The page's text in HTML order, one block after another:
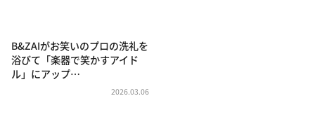
news おかえり
河合＆A.B.C-Z塚田×福井アナ「なんでやねん！？」
（news おかえり）
B&ZAIがお笑いのプロの洗礼を
浴びて「楽器で笑かすアイド
ル」にアップ…
2026.03.06